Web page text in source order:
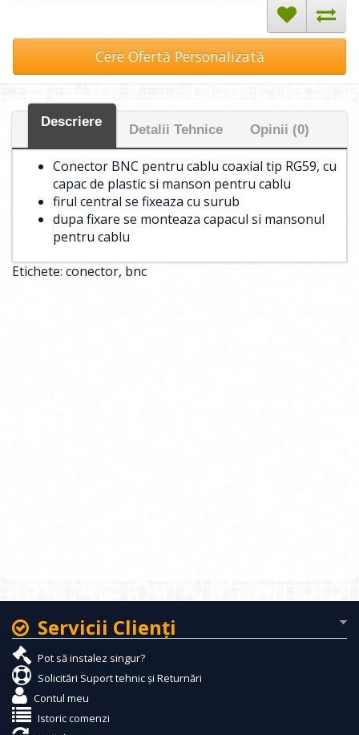
Cere Ofertă Personalizată
Descriere
Detalii Tehnice Opinii (0)
Conector BNC pentru cablu coaxial tip RG59, cu
capac de plastic si manson pentru cablu
firul central se fixeaza cu surub
dupa fixare se monteaza capacul si mansonul
pentru cablu
Etichete: conector, bnc
Servicii Clienţi
Pot să instalez singur?
Solicitări Suport tehnic și Returnări
Contul meu
Istoric comenzi